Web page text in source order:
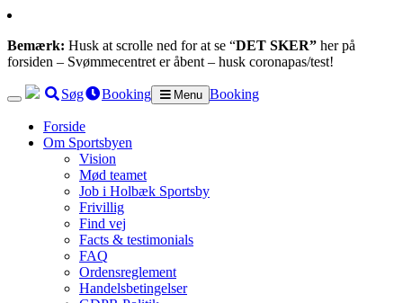
Bemærk: Husk at scrolle ned for at se “DET SKER” her på
forsiden – Svømmecentret er åbent – husk coronapas/test!
Søg Booking Menu Booking
Forside
Om Sportsbyen
Vision
Mød teamet
Job i Holbæk Sportsby
Frivillig
Find vej
Facts & testimonials
FAQ
Ordensreglement
Handelsbetingelser